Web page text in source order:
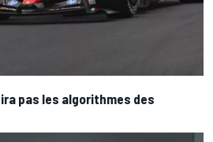
pas les algorithmes des